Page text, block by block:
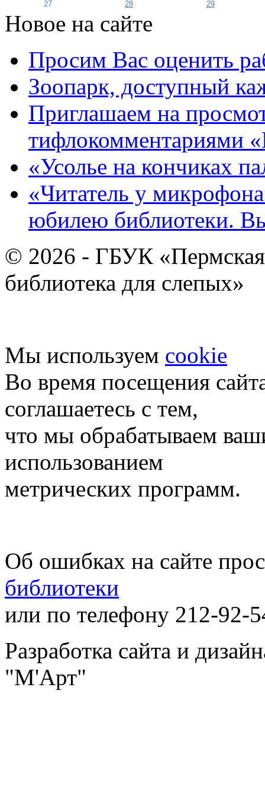
27 28 29
Новое на сайте
Просим Вас оценить
Зоопарк, доступный
Приглашаем на
тифлокомментариями
«Усолье на кончиках
«Читатель у
юбилею библиотеки.
© 2026 - ГБУК «Пермская
библиотека для слепых»
Мы используем cookie
Во время посещения
соглашаетесь с тем,
что мы обрабатываем
использованием
метрических программ.
Об ошибках на сайте
библиотеки
или по телефону 212-92-
Разработка сайта и
"М'Арт"